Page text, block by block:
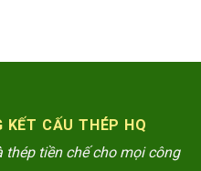
KẾT CẤU THÉP HQ
tiền chế cho mọi công